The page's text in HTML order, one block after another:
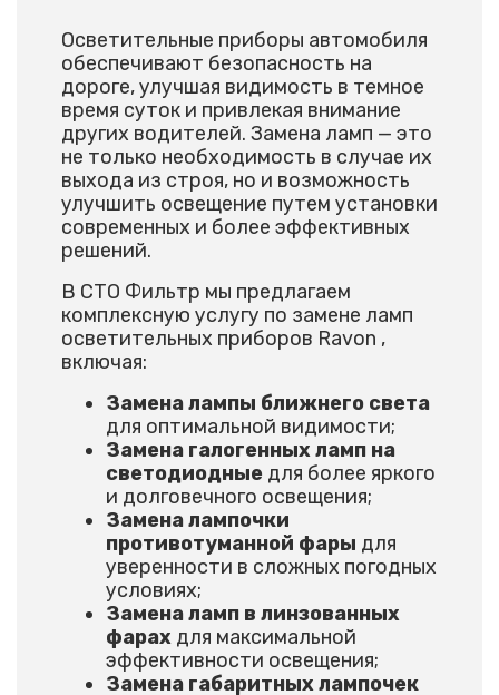
Осветительные приборы автомобиля
обеспечивают безопасность на
дороге, улучшая видимость в темное
время суток и привлекая внимание
других водителей. Замена ламп — это
не только необходимость в случае их
выхода из строя, но и возможность
улучшить освещение путем установки
современных и более эффективных
решений.
В СТО Фильтр мы предлагаем
комплексную услугу по замене ламп
осветительных приборов Ravon ,
включая:
Замена лампы ближнего света
для оптимальной видимости;
Замена галогенных ламп на
светодиодные для более яркого
и долговечного освещения;
Замена лампочки
противотуманной фары для
уверенности в сложных погодных
условиях;
Замена ламп в линзованных
фарах для максимальной
эффективности освещения;
Замена габаритных лампочек